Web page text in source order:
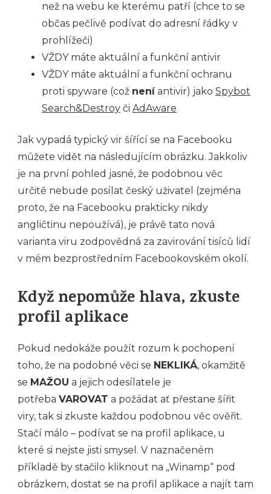
než na webu ke kterému patří (chce to se
občas pečlivě podívat do adresní řádky v
prohlížeči)
VŽDY máte aktuální a funkční antivir
VŽDY máte aktuální a funkční ochranu
proti spyware (což neníantivir) jako Spybot
Search&Destroy či AdAware
Jak vypadá typický vir šířící se na Facebooku
můžete vidět na následujícím obrázku. Jakkoliv
je na první pohled jasné, že podobnou věc
určitě nebude posílat český uživatel (zejména
proto, že na Facebooku prakticky nikdy
angličtinu nepoužívá), je právě tato nová
varianta viru zodpovědná za zavirování tisíců lidí
v mém bezprostředním Facebookovském okolí.
Když nepomůže hlava, zkuste
profil aplikace
Pokud nedokáže použít rozum k pochopení
toho, že na podobné věci se NEKLIKÁ, okamžitě
se MAŽOU a jejich odesílatele je
potřeba VAROVAT a požádat ať přestane šířit
viry, tak si zkuste každou podobnou věc ověřit.
Stačí málo – podívat se na profil aplikace, u
které si nejste jisti smysel. V naznačeném
příkladě by stačilo kliknout na „Winamp“ pod
obrázkem, dostat se na profil aplikace a najít tam